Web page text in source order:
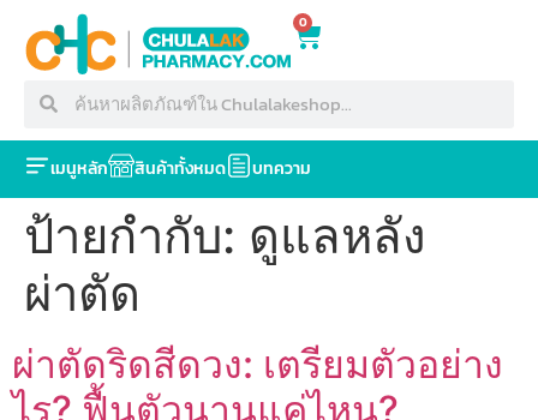
0
เมนูหลัก สินค้าทั้งหมด บทความ
ป้ายกำกับ: ดูแลหลัง
ผ่าตัด
ผ่าตัดริดสีดวง: เตรียมตัวอย่าง
ไร? ฟื้นตัวนานแค่ไหน?